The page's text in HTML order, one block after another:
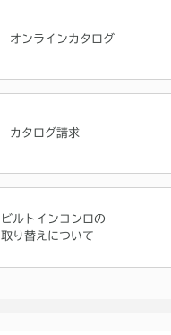
オンラインカタログ
カタログ請求
ビルトインコンロの
取り替えについて